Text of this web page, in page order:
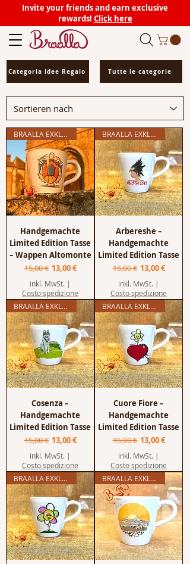
Invite your friends and earn exclusive
rewards! Click here
Categoria Idee Regalo Tutte le categorie
BRAALLA EXKLUSIV
Handgemachte
Limited Edition Tasse
– Wappen Altomonte
Standardpreis
15,00 € Sale-Preis
13,00 €
inkl. MwSt. |
Costo spedizione
BRAALLA EXKLUSIV
Arbereshe –
Handgemachte
Limited Edition Tasse
Standardpreis
15,00 € Sale-Preis
13,00 €
inkl. MwSt. |
Costo spedizione
BRAALLA EXKLUSIV
Cosenza –
Handgemachte
Limited Edition Tasse
Standardpreis
15,00 € Sale-Preis
13,00 €
inkl. MwSt. |
Costo spedizione
BRAALLA EXKLUSIV
Cuore Fiore –
Handgemachte
Limited Edition Tasse
Standardpreis
15,00 € Sale-Preis
13,00 €
inkl. MwSt. |
Costo spedizione
BRAALLA EXKLUSIV
BRAALLA EXKLUSIV